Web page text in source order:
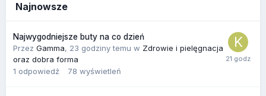
Najnowsze
Najwygodniejsze buty na co dzień
Przez Gamma, 23 godziny temu w Zdrowie i pielęgnacja
oraz dobra forma
1 odpowiedź 78 wyświetleń